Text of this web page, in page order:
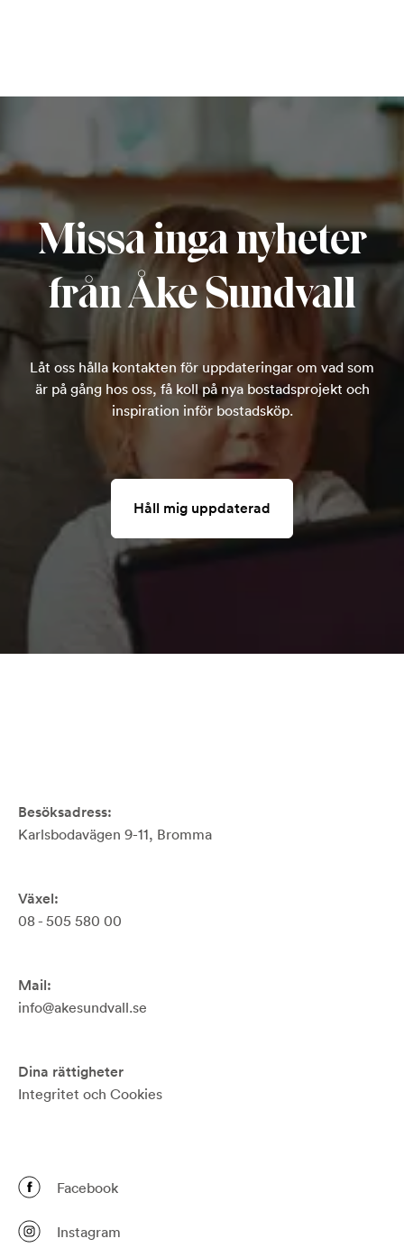
Missa inga nyheter
från Åke Sundvall
Låt oss hålla kontakten för uppdateringar om vad som
är på gång hos oss, få koll på nya bostadsprojekt och
inspiration inför bostadsköp.
Håll mig uppdaterad
Besöksadress:
Karlsbodavägen 9-11, Bromma
Växel:
08 - 505 580 00
Mail:
info@akesundvall.se
Dina rättigheter
Integritet och Cookies
Facebook
Instagram